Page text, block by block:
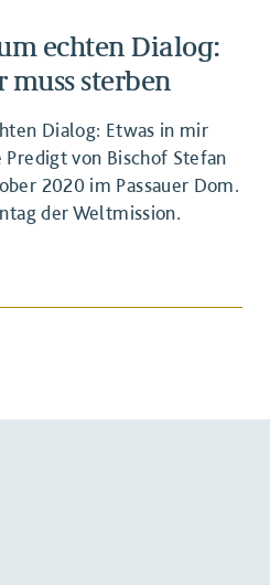
echten Dialog:
sterben
Dialog: Etwas in mir
Predigt von Bischof Stefan
2020 im Passauer Dom.
der Weltmission.